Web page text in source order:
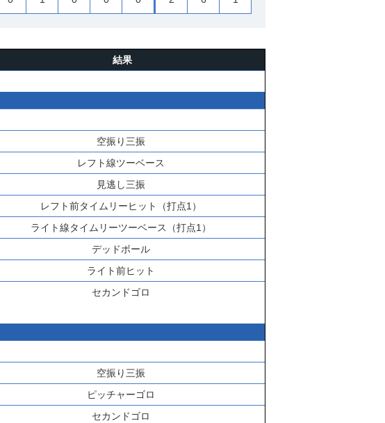
結果
空振り三振
レフト線ツーベース
見逃し三振
レフト前タイムリーヒット（打点1）
ライト線タイムリーツーベース（打点1）
デッドボール
ライト前ヒット
セカンドゴロ
空振り三振
ピッチャーゴロ
セカンドゴロ